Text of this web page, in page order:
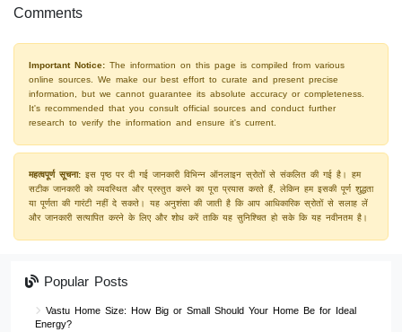
Comments
Important Notice: The information on this page is compiled from various
online sources. We make our best effort to curate and present precise
information, but we cannot guarantee its absolute accuracy or completeness.
It's recommended that you consult official sources and conduct further
research to verify the information and ensure it's current.
महत्वपूर्ण सूचना: इस पृष्ठ पर दी गई जानकारी विभिन्न ऑनलाइन स्रोतों से संकलित की गई है। हम
सटीक जानकारी को व्यवस्थित और प्रस्तुत करने का पूरा प्रयास करते हैं, लेकिन हम इसकी पूर्ण शुद्धता
या पूर्णता की गारंटी नहीं दे सकते। यह अनुशंसा की जाती है कि आप आधिकारिक स्रोतों से सलाह लें
और जानकारी सत्यापित करने के लिए और शोध करें ताकि यह सुनिश्चित हो सके कि यह नवीनतम है।
Popular Posts
Vastu Home Size: How Big or Small Should Your Home Be for Ideal
Energy?